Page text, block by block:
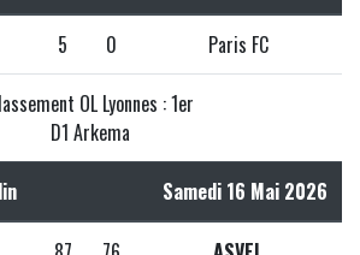
5 0 Paris FC
OL Lyonnes : 1er
D1 Arkema
Samedi 16 Mai 2026